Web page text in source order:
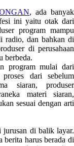
, ada banyak
ini yaitu otak dari
program mampu
radio, dan bahkan di
di perusahaan
berbeda.
program mulai dari
dari sebelum
siaran, produser
materi siaran,
sesuai dengan arti
jurusan di balik layar.
berita harus berada di